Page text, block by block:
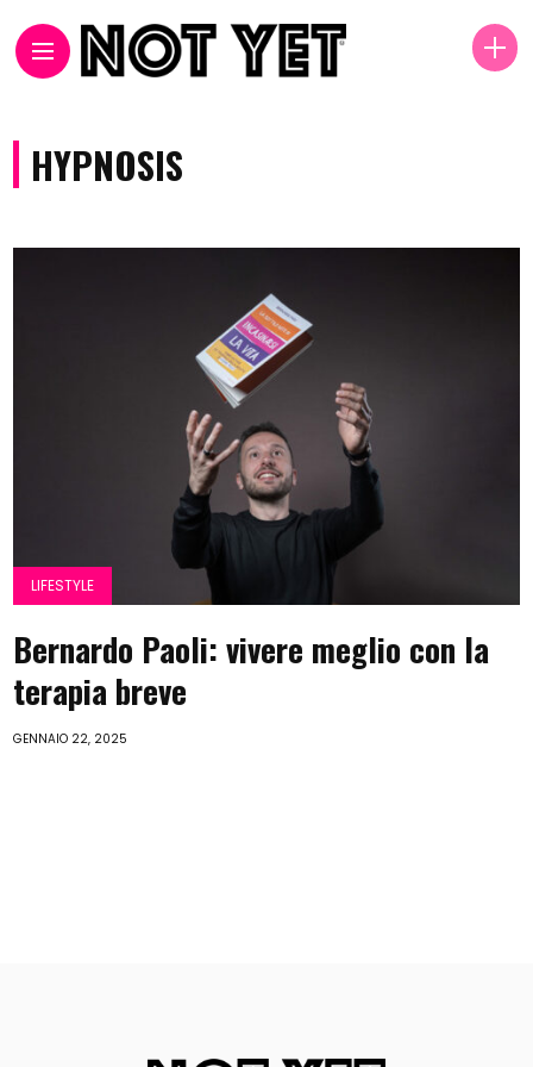
HYPNOSIS
LIFESTYLE
Bernardo Paoli: vivere meglio con la
terapia breve
GENNAIO 22, 2025